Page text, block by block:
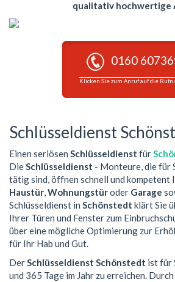
qualitativ hochwertige
0160
Klicken Sie zum Anruf auf die
Schlüsseldienst
Einen seriösen Schlüsseldienst für
DieSchlüsseldienst - Monteure, die für
tätig sind, öffnen schnell und kompetent
Haustür,Wohnungstüroder Garage
Schlüsseldienst in Schönstedt klärt Sie
Ihrer Türen und Fenster zum
über eine mögliche Optimierung zur
für Ihr Hab und Gut.
DerSchlüsseldienst Schönstedt ist für
und 365 Tage im Jahr zu erreichen.